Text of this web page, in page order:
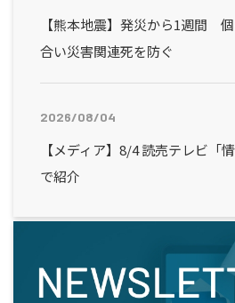
【熊本地震】発災から1週間
合い災害関連死を防ぐ
2026/08/04
【メディア】8/4 読売テレビ「
で紹介